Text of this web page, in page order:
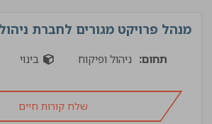
מנהל פרויקט מגורים לחברת
תחום: ניהול ופיקוח בינוי
שלח קורות חיים